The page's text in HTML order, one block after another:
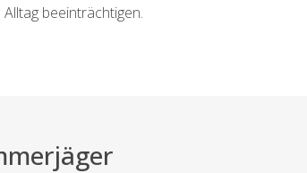
beeinträchtigen.